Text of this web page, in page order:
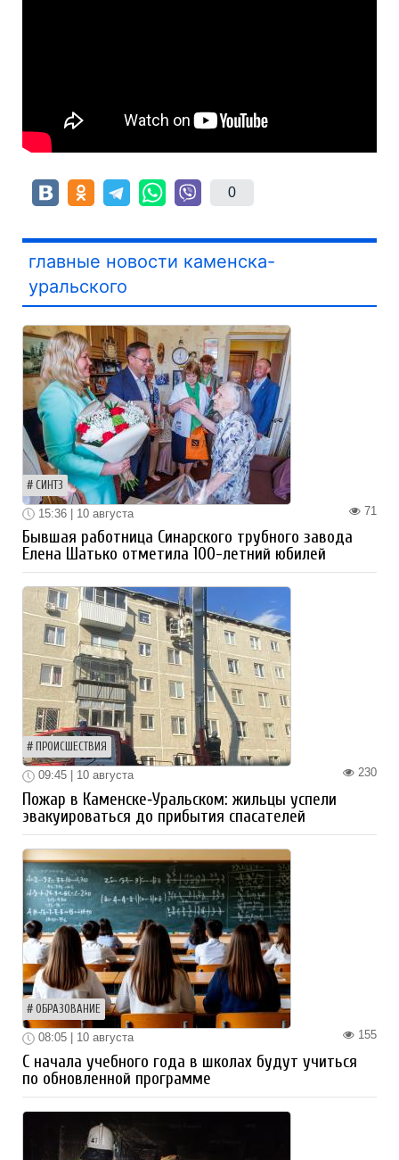
0
главные новости каменска-
уральского
СИНТЗ
71
15:36 | 10 августа
Бывшая работница Синарского трубного завода
Елена Шатько отметила 100-летний юбилей
ПРОИСШЕСТВИЯ
230
09:45 | 10 августа
Пожар в Каменске‑Уральском: жильцы успели
эвакуироваться до прибытия спасателей
ОБРАЗОВАНИЕ
155
08:05 | 10 августа
С начала учебного года в школах будут учиться
по обновленной программе